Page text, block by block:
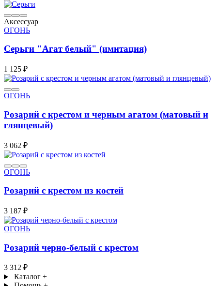
Аксессуар
ОГОНЬ
Серьги "Агат белый" (имитация)
1 125 ₽
ОГОНЬ
Розарий с крестом и черным агатом (матовый и
глянцевый)
3 062 ₽
ОГОНЬ
Розарий с крестом из костей
3 187 ₽
ОГОНЬ
Розарий черно-белый с крестом
3 312 ₽
Каталог +